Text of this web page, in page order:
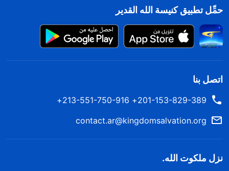
حمِّل تطبيق كنيسة الله القدير
اتصل بنا
201-153-829-389+ 213-551-750-916+
contact.ar@kingdomsalvation.org
نزل ملكوت الله.